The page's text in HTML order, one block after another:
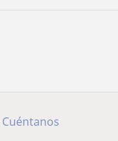
Cuéntanos